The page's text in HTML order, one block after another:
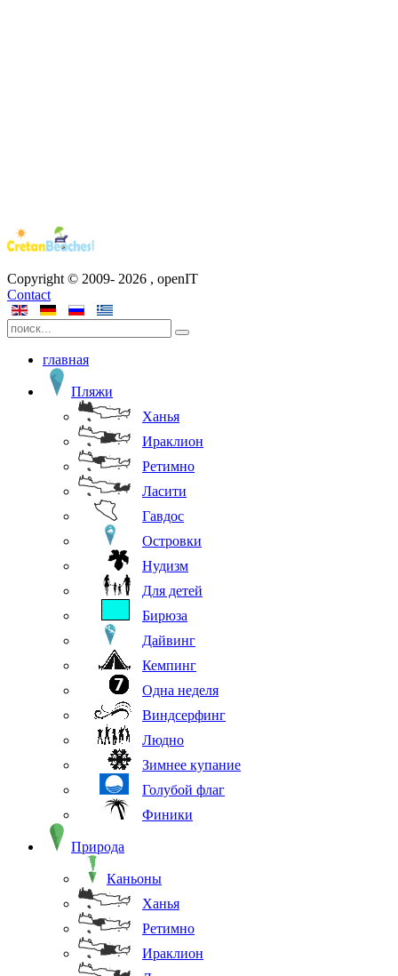
Copyright © 2009- 2026 , openIT
Contact
главная
Пляжи
Ханья
Ираклион
Ретимно
Ласити
Гавдос
Островки
Нудизм
Для детей
Бирюза
Дайвинг
Кемпинг
Одна неделя
Виндсерфинг
Людно
Зимнее купание
Голубой флаг
Финики
Природа
Каньоны
Ханья
Ретимно
Ираклион